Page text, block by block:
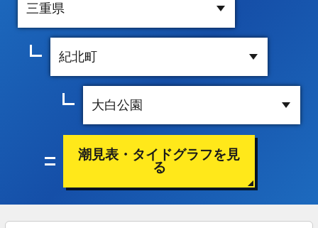
潮見表・タイドグラフを見
る